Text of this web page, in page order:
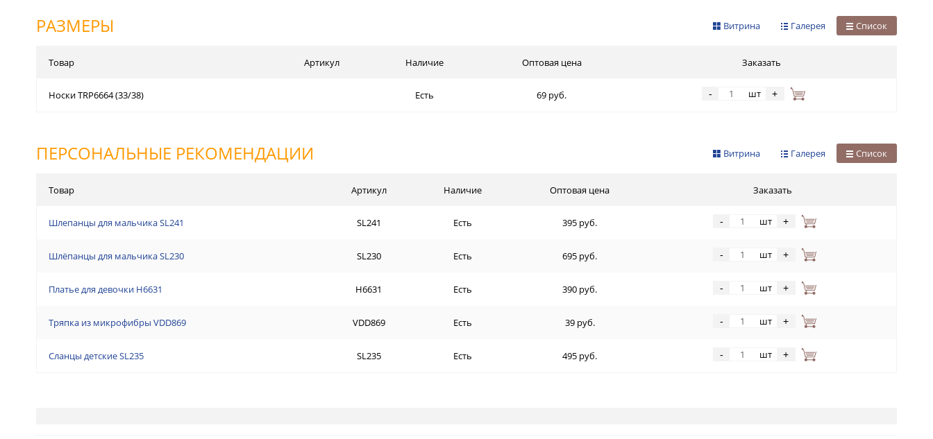
РАЗМЕРЫ Список
Галерея
Витрина
Товар Артикул Наличие Оптовая цена Заказать
Носки TRP6664 (33/38) Есть 69 руб. - шт +
ПЕРСОНАЛЬНЫЕ РЕКОМЕНДАЦИИ Список
Галерея
Витрина
Товар Артикул Наличие Оптовая цена Заказать
Шлепанцы для мальчика SL241 SL241 Есть 395 руб. - шт +
Шлёпанцы для мальчика SL230 SL230 Есть 695 руб. - шт +
Платье для девочки H6631 H6631 Есть 390 руб. - шт +
Тряпка из микрофибры VDD869 VDD869 Есть 39 руб. - шт +
Сланцы детские SL235 SL235 Есть 495 руб. - шт +